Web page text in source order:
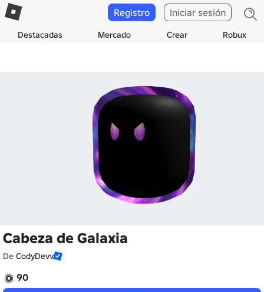
Destacadas Mercado Crear Robux
Registro Iniciar sesión
Cabeza de Galaxia
De CodyDevv
90